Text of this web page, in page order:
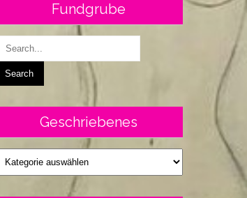
Fundgrube
Geschriebenes
Geschriebenes